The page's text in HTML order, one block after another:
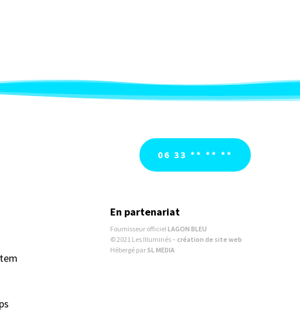
06 33 ** ** **
En partenariat
Fournisseur officielLAGON BLEU
© 2021 Les Illuminés – création de site web
Hébergé par SL MEDIA